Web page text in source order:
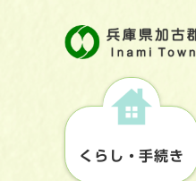
くらし・手続き